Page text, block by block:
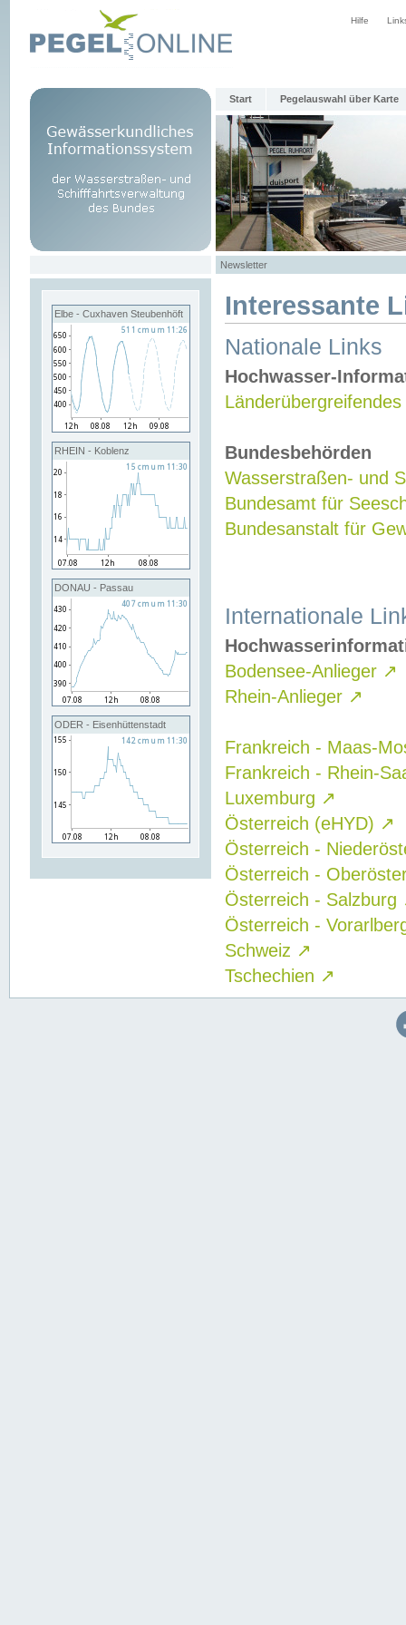
Hilfe
Start Pegelauswahl über Karte
Newsletter
Elbe - Cuxhaven Steubenhöft
RHEIN - Koblenz
DONAU - Passau
ODER - Eisenhüttenstadt
Interessante
Nationale Links
Hochwasser-
Bundesbehörden
Wasserstraßen- und
Bundesamt für
Bundesanstalt für
Internationale
Bodensee-Anlieger ↗
Rhein-Anlieger ↗
Frankreich - Maas-
Frankreich - Rhein-
Luxemburg ↗
Österreich (eHYD) ↗
Österreich -
Österreich -
Österreich - Salzburg
Österreich -
Schweiz ↗
Tschechien ↗